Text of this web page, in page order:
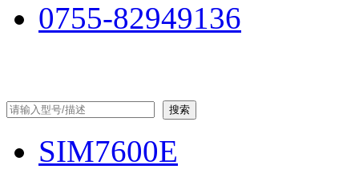
0755-82949136
SIM7600E